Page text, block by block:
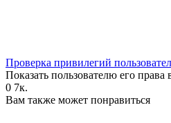
Проверка привилегий
Показать пользователю его
0 7к.
Вам также может понравиться